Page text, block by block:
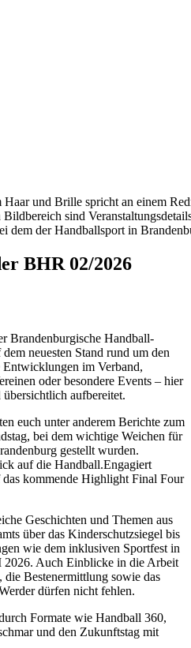
BHR 02/2026
Brandenburgische Handball-
neuesten Stand rund um den
im Verband,
oder besondere Events – hier
aufbereitet.
euch unter anderem Berichte zum
bei dem wichtige Weichen für
gestellt wurden.
auf die Handball.Engagiert
kommende Highlight Final Four
Geschichten und Themen aus
über das Kinderschutzsiegel bis
wie dem inklusiven Sportfest in
Auch Einblicke in die Arbeit
Bestenermittlung sowie das
dürfen nicht fehlen.
Formate wie Handball 360,
und den Zukunftstag mit